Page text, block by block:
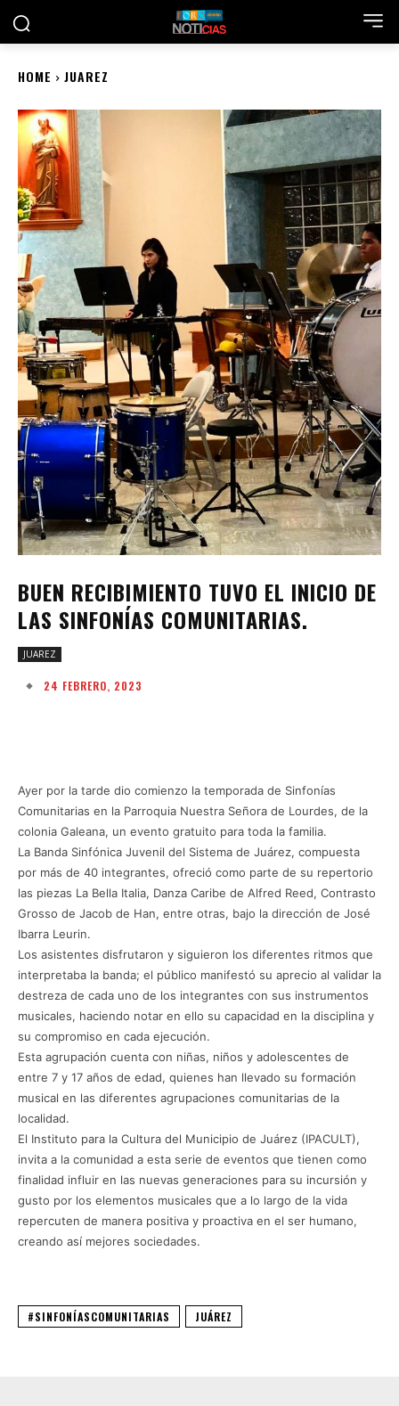
HOME JUAREZ
BUEN RECIBIMIENTO TUVO EL INICIO DE
LAS SINFONÍAS COMUNITARIAS.
JUAREZ
24 FEBRERO, 2023
Ayer por la tarde dio comienzo la temporada de Sinfonías
Comunitarias en la Parroquia Nuestra Señora de Lourdes, de la
colonia Galeana, un evento gratuito para toda la familia.
La Banda Sinfónica Juvenil del Sistema de Juárez, compuesta
por más de 40 integrantes, ofreció como parte de su repertorio
las piezas La Bella Italia, Danza Caribe de Alfred Reed, Contrasto
Grosso de Jacob de Han, entre otras, bajo la dirección de José
Ibarra Leurin.
Los asistentes disfrutaron y siguieron los diferentes ritmos que
interpretaba la banda; el público manifestó su aprecio al validar la
destreza de cada uno de los integrantes con sus instrumentos
musicales, haciendo notar en ello su capacidad en la disciplina y
su compromiso en cada ejecución.
Esta agrupación cuenta con niñas, niños y adolescentes de
entre 7 y 17 años de edad, quienes han llevado su formación
musical en las diferentes agrupaciones comunitarias de la
localidad.
El Instituto para la Cultura del Municipio de Juárez (IPACULT),
invita a la comunidad a esta serie de eventos que tienen como
finalidad influir en las nuevas generaciones para su incursión y
gusto por los elementos musicales que a lo largo de la vida
repercuten de manera positiva y proactiva en el ser humano,
creando así mejores sociedades.
#SINFONÍASCOMUNITARIAS JUÁREZ